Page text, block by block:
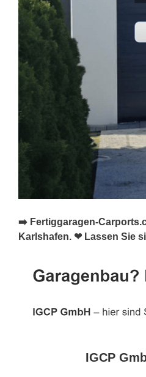
➡️ Fertiggaragen-
Karlshafen. ❤ Lassen Sie
IGCP